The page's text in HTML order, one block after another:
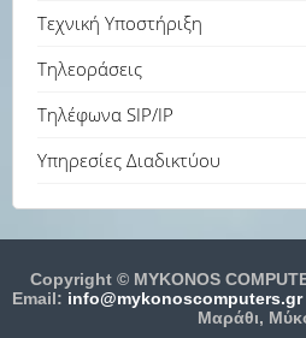
Τεχνική Υποστήριξη
Τηλεοράσεις
Τηλέφωνα SIP/IP
Υπηρεσίες Διαδικτύου
Copyright © MYKONOS
Email: info@mykonoscomputers.gr
Μαράθι,